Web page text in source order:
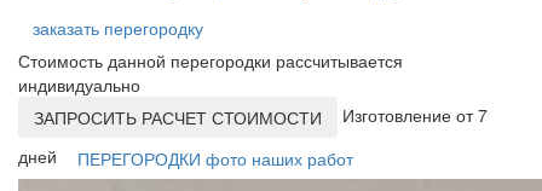
заказать перегородку
Стоимость данной перегородки рассчитывается
индивидуально
ЗАПРОСИТЬ РАСЧЕТ СТОИМОСТИ
Изготовление от 7
дней
ПЕРЕГОРОДКИ фото наших работ